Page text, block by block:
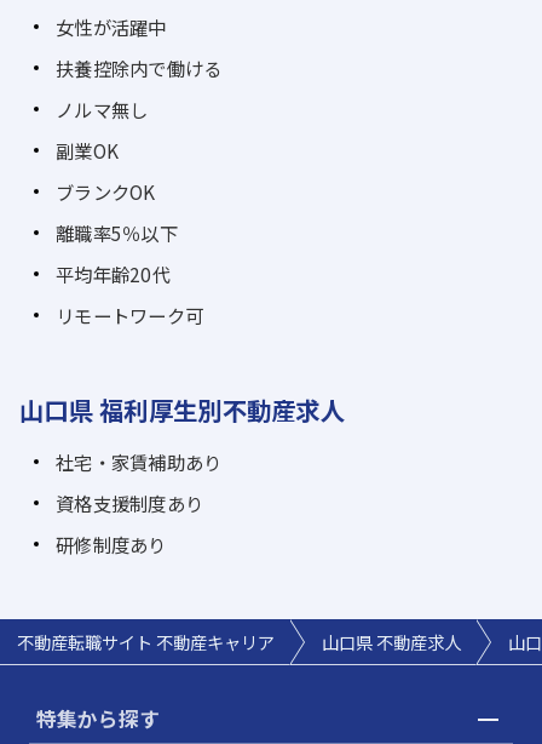
女性が活躍中
扶養控除内で働ける
ノルマ無し
副業OK
ブランクOK
離職率5％以下
平均年齢20代
リモートワーク可
山口県 福利厚生別不動産求人
社宅・家賃補助あり
資格支援制度あり
研修制度あり
不動産転職サイト 不動産キャリア 山口県 不動産求人 山
特集から探す